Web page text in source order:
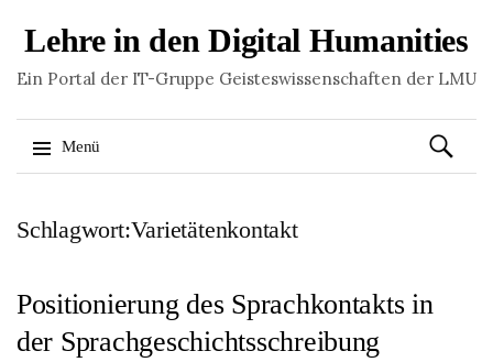
Lehre in den Digital Humanities
Ein Portal der IT-Gruppe Geisteswissenschaften der LMU
Menü
zum
Suchen
nach:
Schlagwort:Varietätenkontakt
Positionierung des Sprachkontakts in
der Sprachgeschichtsschreibung